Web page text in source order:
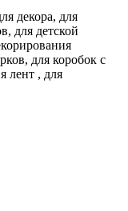
декора, для
для детской
для коробок с
лент , для